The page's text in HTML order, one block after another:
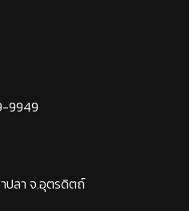
9949
ปลา จ.อุตรดิตถ์